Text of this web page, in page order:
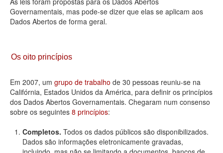
Governamentais, mas pode-se dizer que elas se aplicam aos
Dados Abertos de forma geral.
Os oito princípios
Em 2007, um grupo de trabalho de 30 pessoas reuniu-se na
Califórnia, Estados Unidos da América, para definir os princípios
dos Dados Abertos Governamentais. Chegaram num consenso
sobre os seguintes 8 princípios:
Completos. Todos os dados públicos são disponibilizados.
Dados são informações eletronicamente gravadas,